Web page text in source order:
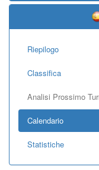
Riepilogo
Classifica
Analisi Prossimo
Calendario
Statistiche